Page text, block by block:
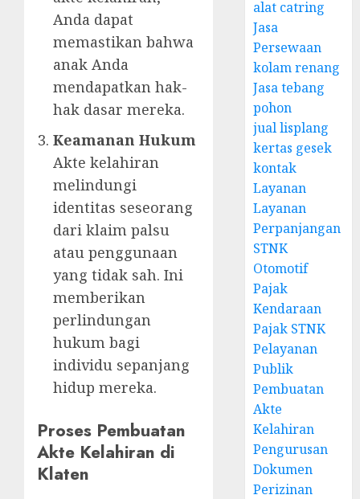
Anda dapat
memastikan bahwa
anak Anda
mendapatkan hak-
hak dasar mereka.
Keamanan Hukum
Akte kelahiran
melindungi
identitas seseorang
dari klaim palsu
atau penggunaan
yang tidak sah. Ini
memberikan
perlindungan
hukum bagi
individu sepanjang
hidup mereka.
Proses Pembuatan
Akte Kelahiran di
Klaten
alat catring
Jasa
Persewaan
kolam renang
Jasa tebang
pohon
jual lisplang
kertas gesek
kontak
Layanan
Layanan
Perpanjangan
STNK
Otomotif
Pajak
Kendaraan
Pajak STNK
Pelayanan
Publik
Pembuatan
Akte
Kelahiran
Pengurusan
Dokumen
Perizinan